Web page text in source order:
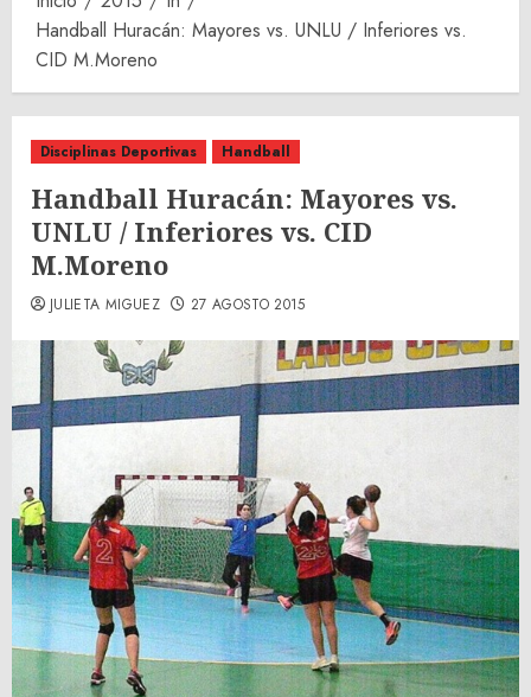
Handball Huracán: Mayores vs. UNLU / Inferiores vs.
CID M.Moreno
Disciplinas Deportivas Handball
Handball Huracán: Mayores vs.
UNLU / Inferiores vs. CID
M.Moreno
JULIETA MIGUEZ 27 AGOSTO 2015